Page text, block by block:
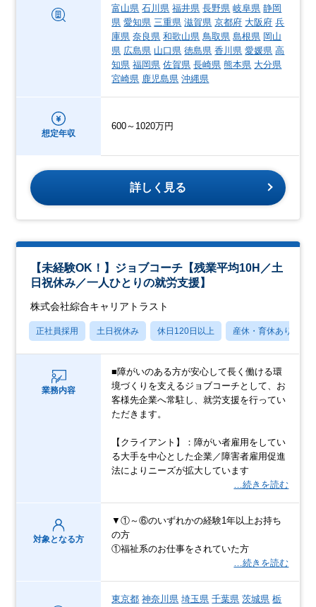
富山県 石川県 福井県 長野県 岐阜県 静岡
県 愛知県 三重県 滋賀県 京都府 大阪府 兵
庫県 奈良県 和歌山県 鳥取県 島根県 岡山
県 広島県 山口県 徳島県 香川県 愛媛県 高
知県 福岡県 佐賀県 長崎県 熊本県 大分県
宮崎県 鹿児島県 沖縄県
想定年収
600～1020万円
詳しく見る
【未経験OK！】ジョブコーチ【残業平均10H／土
日祝休み／一人ひとりの就労支援】
株式会社綜合キャリアトラスト
正社員採用 土日祝休み 休日120日以上 産休・育休あり
業務内容
■障がいのある方が安心して長く働ける環
境づくりを支えるジョブコーチとして、お
客様先企業へ常駐し、就労支援を行ってい
ただきます。
【クライアント】：障がい者雇用をしてい
る大手を中心とした企業／障害者雇用促進
法によりニーズが拡大しています
…続きを読む
対象となる方
▼①～⑥のいずれかの経験1年以上お持ち
の方
①福祉系のお仕事をされていた方
…続きを読む
東京都 神奈川県 埼玉県 千葉県 茨城県 栃